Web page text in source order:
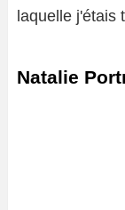
laquelle j'étais
Natalie